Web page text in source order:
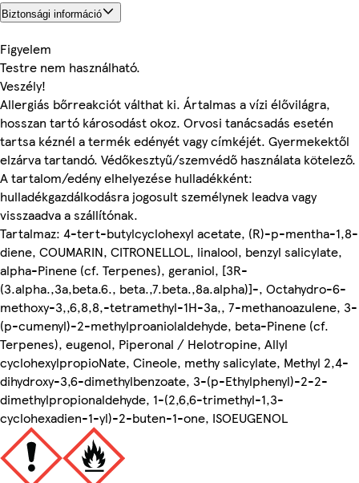
Biztonsági információ
Figyelem
Testre nem használható.
Veszély!
Allergiás bőrreakciót válthat ki. Ártalmas a vízi élővilágra,
hosszan tartó károsodást okoz. Orvosi tanácsadás esetén
tartsa kéznél a termék edényét vagy címkéjét. Gyermekektől
elzárva tartandó. Védőkesztyű/szemvédő használata kötelező.
A tartalom/edény elhelyezése hulladékként:
hulladékgazdálkodásra jogosult személynek leadva vagy
visszaadva a szállítónak.
Tartalmaz: 4-tert-butylcyclohexyl acetate, (R)-p-mentha-1,8-
diene, COUMARIN, CITRONELLOL, linalool, benzyl salicylate,
alpha-Pinene (cf. Terpenes), geraniol, [3R-
(3.alpha.,3a,beta.6., beta.,7.beta.,8a.alpha)]-, Octahydro-6-
methoxy-3,,6,8,8,-tetramethyl-1H-3a,, 7-methanoazulene, 3-
(p-cumenyl)-2-methylproaniolaldehyde, beta-Pinene (cf.
Terpenes), eugenol, Piperonal / Helotropine, Allyl
cyclohexylpropioNate, Cineole, methy salicylate, Methyl 2,4-
dihydroxy-3,6-dimethylbenzoate, 3-(p-Ethylphenyl)-2-2-
dimethylpropionaldehyde, 1-(2,6,6-trimethyl-1,3-
cyclohexadien-1-yl)-2-buten-1-one, ISOEUGENOL